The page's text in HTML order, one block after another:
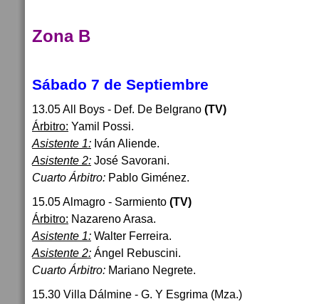
Zona B
Sábado 7 de Septiembre
13.05 All Boys - Def. De Belgrano (TV)
Árbitro: Yamil Possi.
Asistente 1: Iván Aliende.
Asistente 2: José Savorani.
Cuarto Árbitro: Pablo Giménez.
15.05 Almagro - Sarmiento (TV)
Árbitro: Nazareno Arasa.
Asistente 1: Walter Ferreira.
Asistente 2: Ángel Rebuscini.
Cuarto Árbitro: Mariano Negrete.
15.30 Villa Dálmine - G. Y Esgrima (Mza.)